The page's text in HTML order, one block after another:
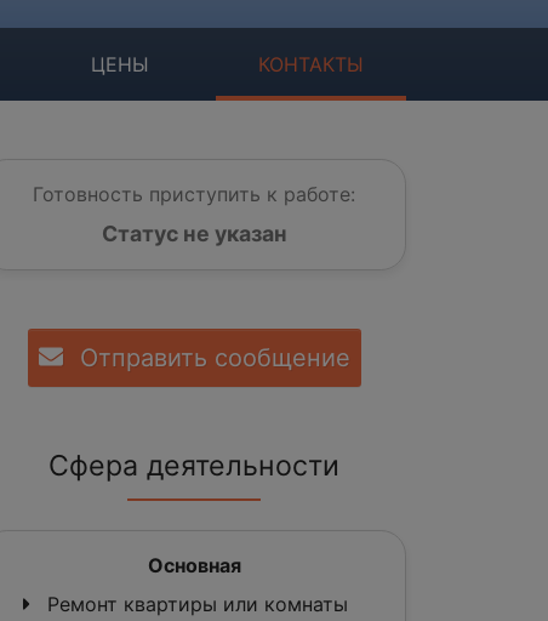
ЦЕНЫ КОНТАКТЫ
Готовность приступить к работе:
Статус не указан
Отправить сообщение
Сфера деятельности
Основная
Ремонт квартиры или комнаты